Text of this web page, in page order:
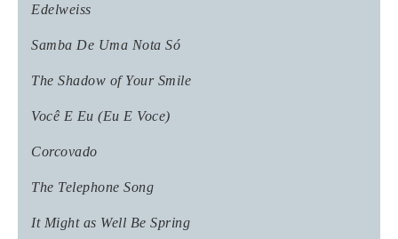
Edelweiss
Samba De Uma Nota Só
The Shadow of Your Smile
Você E Eu (Eu E Voce)
Corcovado
The Telephone Song
It Might as Well Be Spring